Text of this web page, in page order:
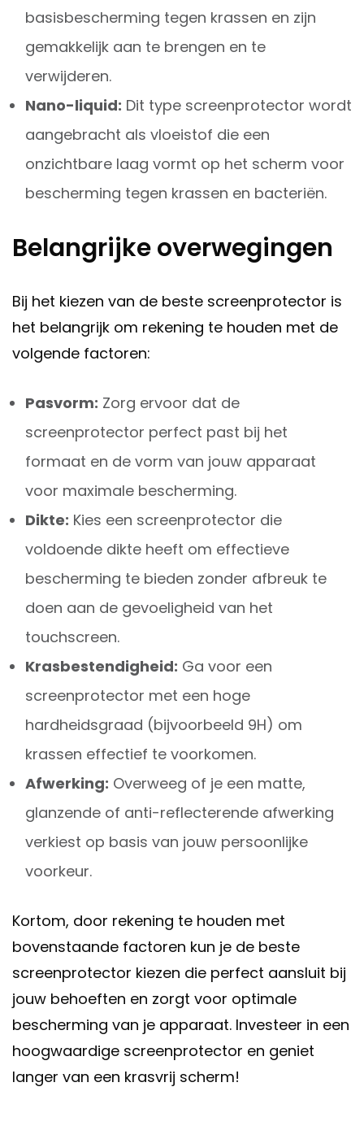
basisbescherming tegen krassen en zijn
gemakkelijk aan te brengen en te
verwijderen.
Nano-liquid: Dit type screenprotector wordt
aangebracht als vloeistof die een
onzichtbare laag vormt op het scherm voor
bescherming tegen krassen en bacteriën.
Belangrijke overwegingen
Bij het kiezen van de beste screenprotector is
het belangrijk om rekening te houden met de
volgende factoren:
Pasvorm: Zorg ervoor dat de
screenprotector perfect past bij het
formaat en de vorm van jouw apparaat
voor maximale bescherming.
Dikte: Kies een screenprotector die
voldoende dikte heeft om effectieve
bescherming te bieden zonder afbreuk te
doen aan de gevoeligheid van het
touchscreen.
Krasbestendigheid: Ga voor een
screenprotector met een hoge
hardheidsgraad (bijvoorbeeld 9H) om
krassen effectief te voorkomen.
Afwerking: Overweeg of je een matte,
glanzende of anti-reflecterende afwerking
verkiest op basis van jouw persoonlijke
voorkeur.
Kortom, door rekening te houden met
bovenstaande factoren kun je de beste
screenprotector kiezen die perfect aansluit bij
jouw behoeften en zorgt voor optimale
bescherming van je apparaat. Investeer in een
hoogwaardige screenprotector en geniet
langer van een krasvrij scherm!